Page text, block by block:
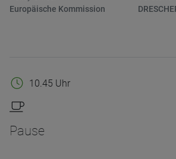
Europäische Kommission
10.45 Uhr
Pause